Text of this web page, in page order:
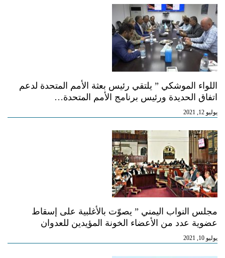
اللواء الموشكي ” يلتقي رئيس بعثة الأمم المتحدة لدعم
اتفاق الحديدة ورئيس برنامج الأمم المتحدة…
يوليو 12, 2021
مجلس النواب اليمني ” يصوّت بالأغلبية على إسقاط
عضوية عدد من الأعضاء الخونة المؤيدين للعدوان
يوليو 10, 2021